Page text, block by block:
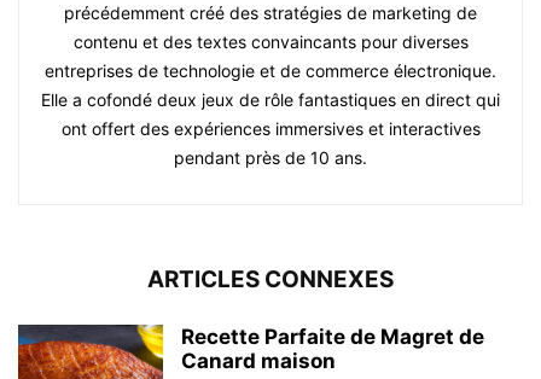
précédemment créé des stratégies de marketing de
contenu et des textes convaincants pour diverses
entreprises de technologie et de commerce électronique.
Elle a cofondé deux jeux de rôle fantastiques en direct qui
ont offert des expériences immersives et interactives
pendant près de 10 ans.
ARTICLES CONNEXES
Recette Parfaite de Magret de
Canard maison